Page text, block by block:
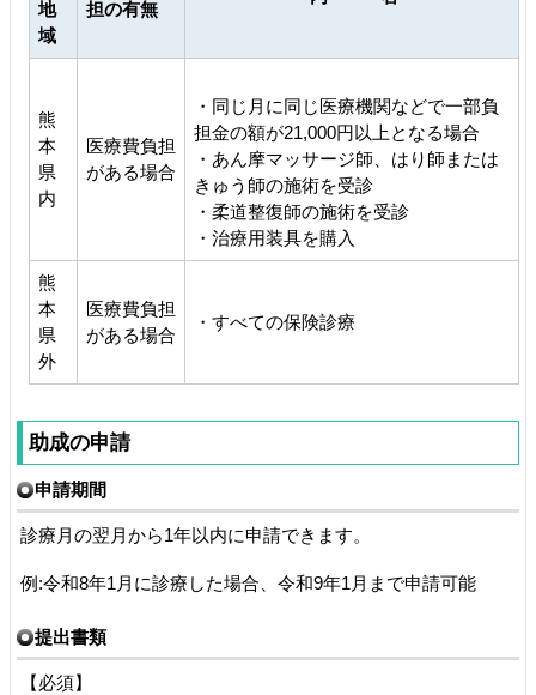
地
域
担の有無
熊
本
県
内
医療費負担
がある場合
・同じ月に同じ医療機関などで一部負
担金の額が21,000円以上となる場合
・あん摩マッサージ師、はり師または
きゅう師の施術を受診
・柔道整復師の施術を受診
・治療用装具を購入
熊
本
県
外
医療費負担
がある場合
・すべての保険診療
助成の申請
申請期間
診療月の翌月から1年以内に申請できます。
例:令和8年1月に診療した場合、令和9年1月まで申請可能
提出書類
【必須】